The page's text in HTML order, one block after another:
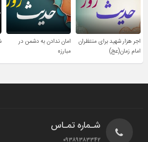
اجر هزار شهید برای منتظران
امام زمان(عج)
امان ندادن به دشمن در
مبارزه
شـماره تمـاس
۰۹۳۸۹۳۸۳۳۴۲